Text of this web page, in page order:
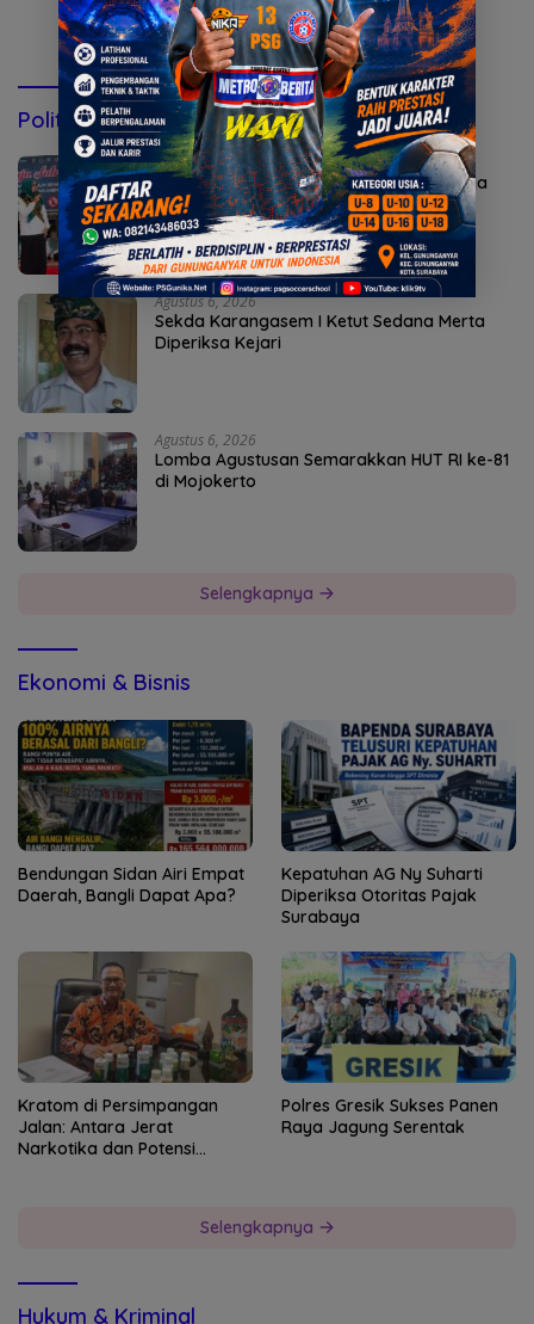
Konsultasi via WhatsApp
Politik & Pemerintahan
Agustus 7, 2026
Bunda Genre Mojokerto Ingatkan Remaja
Bahaya Rokok
Agustus 6, 2026
Sekda Karangasem I Ketut Sedana Merta
Diperiksa Kejari
Agustus 6, 2026
Lomba Agustusan Semarakkan HUT RI ke-81
di Mojokerto
Selengkapnya
Ekonomi & Bisnis
Bendungan Sidan Airi Empat
Daerah, Bangli Dapat Apa?
Kepatuhan AG Ny Suharti
Diperiksa Otoritas Pajak
Surabaya
Kratom di Persimpangan
Jalan: Antara Jerat
Narkotika dan Potensi
Polres Gresik Sukses Panen
Raya Jagung Serentak
Selengkapnya
Hukum & Kriminal